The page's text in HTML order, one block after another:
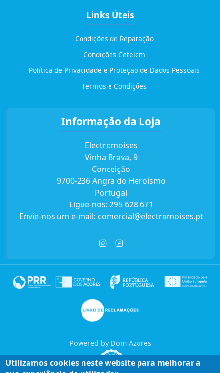
Links Úteis
Condições de Reparação
Condições Cetelem
Política de Privacidade e Proteção de Dados Pessoais
Termos e Condições
Informação da Loja
Electromoises
Vinha Brava, 9
Conceição
9700-236 Angra do Heroísmo
Portugal
Ligue-nos: 295 628 671
Envie-nos um e-mail: comercial@electromoises.pt
Powered by Dom Azores
Utilizamos cookies neste website para melhorar a